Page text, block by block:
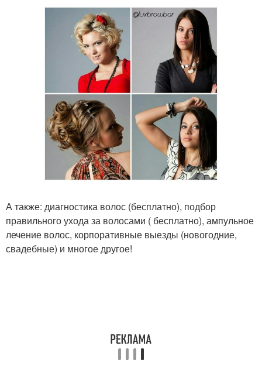
А также: диагностика волос (бесплатно), подбор
правильного ухода за волосами ( бесплатно), ампульное
лечение волос, корпоративные выезды (новогодние,
свадебные) и многое другое!